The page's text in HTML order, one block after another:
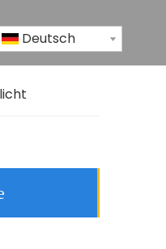
Deutsch
Tragbare Solar -Home -System -Licht -Projekt Solarbeleuchtung